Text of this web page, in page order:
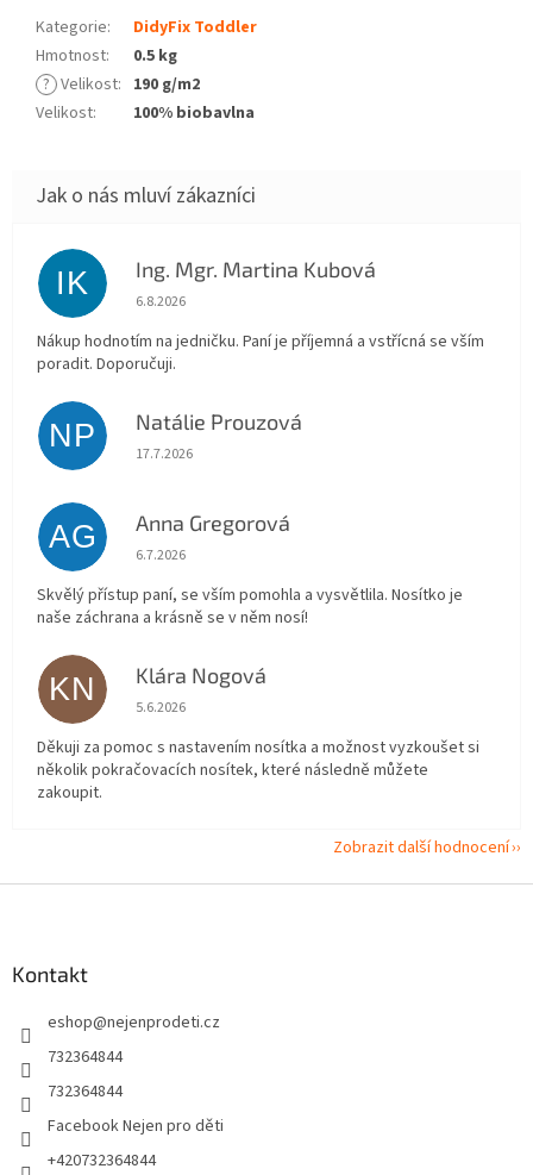
Kategorie:
DidyFix Toddler
Hmotnost:
0.5 kg
? Velikost: 190 g/m2
Velikost: 100% biobavlna
IK Ing. Mgr. Martina Kubová
Hodnocení obchodu je 5 z 5 hvězdiček.
6.8.2026
Nákup hodnotím na jedničku. Paní je příjemná a vstřícná se vším
poradit. Doporučuji.
NP Natálie Prouzová
Hodnocení obchodu je 5 z 5 hvězdiček.
17.7.2026
AG Anna Gregorová
Hodnocení obchodu je 5 z 5 hvězdiček.
6.7.2026
Skvělý přístup paní, se vším pomohla a vysvětlila. Nosítko je
naše záchrana a krásně se v něm nosí!
KN Klára Nogová
Hodnocení obchodu je 5 z 5 hvězdiček.
5.6.2026
Děkuji za pomoc s nastavením nosítka a možnost vyzkoušet si
několik pokračovacích nosítek, které následně můžete
zakoupit.
Zobrazit další hodnocení
Kontakt
eshop@nejenprodeti.cz
732364844
732364844
Facebook Nejen pro děti
+420732364844